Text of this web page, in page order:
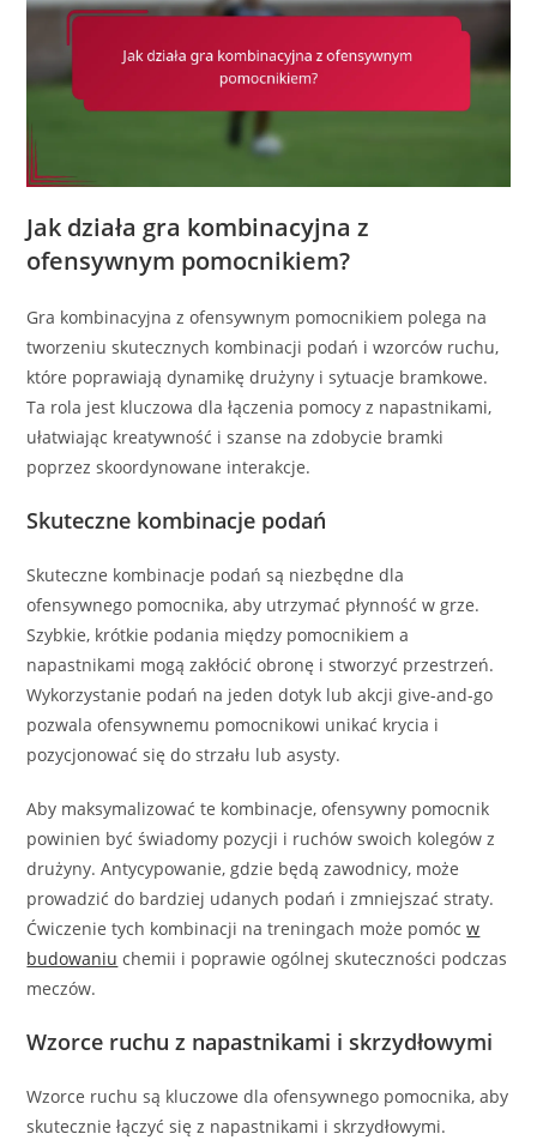
Jak działa gra kombinacyjna z
ofensywnym pomocnikiem?
Gra kombinacyjna z ofensywnym pomocnikiem polega na
tworzeniu skutecznych kombinacji podań i wzorców ruchu,
które poprawiają dynamikę drużyny i sytuacje bramkowe.
Ta rola jest kluczowa dla łączenia pomocy z napastnikami,
ułatwiając kreatywność i szanse na zdobycie bramki
poprzez skoordynowane interakcje.
Skuteczne kombinacje podań
Skuteczne kombinacje podań są niezbędne dla
ofensywnego pomocnika, aby utrzymać płynność w grze.
Szybkie, krótkie podania między pomocnikiem a
napastnikami mogą zakłócić obronę i stworzyć przestrzeń.
Wykorzystanie podań na jeden dotyk lub akcji give-and-go
pozwala ofensywnemu pomocnikowi unikać krycia i
pozycjonować się do strzału lub asysty.
Aby maksymalizować te kombinacje, ofensywny pomocnik
powinien być świadomy pozycji i ruchów swoich kolegów z
drużyny. Antycypowanie, gdzie będą zawodnicy, może
prowadzić do bardziej udanych podań i zmniejszać straty.
Ćwiczenie tych kombinacji na treningach może pomócw
budowaniu chemii i poprawie ogólnej skuteczności podczas
meczów.
Wzorce ruchu z napastnikami i skrzydłowymi
Wzorce ruchu są kluczowe dla ofensywnego pomocnika, aby
skutecznie łączyć się z napastnikami i skrzydłowymi.